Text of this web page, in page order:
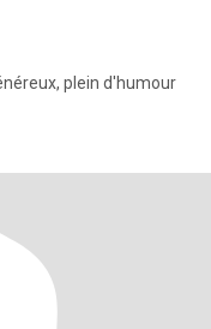
plein d'humour